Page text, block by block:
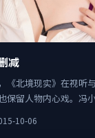
减
《北境现实》在视听
保留人物内心戏。冯
10-06